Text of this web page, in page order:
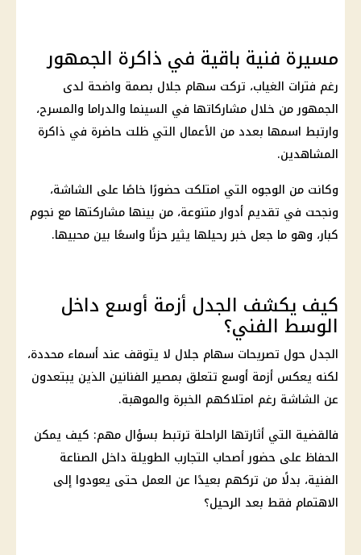
مسيرة فنية باقية في ذاكرة الجمهور
رغم فترات الغياب، تركت سهام جلال بصمة واضحة لدى
الجمهور من خلال مشاركاتها في السينما والدراما والمسرح،
وارتبط اسمها بعدد من الأعمال التي ظلت حاضرة في ذاكرة
المشاهدين.
وكانت من الوجوه التي امتلكت حضورًا خاصًا على الشاشة،
ونجحت في تقديم أدوار متنوعة، من بينها مشاركتها مع نجوم
كبار، وهو ما جعل خبر رحيلها يثير حزنًا واسعًا بين محبيها.
كيف يكشف الجدل أزمة أوسع داخل
الوسط الفني؟
الجدل حول تصريحات سهام جلال لا يتوقف عند أسماء محددة،
لكنه يعكس أزمة أوسع تتعلق بمصير الفنانين الذين يبتعدون
عن الشاشة رغم امتلاكهم الخبرة والموهبة.
فالقضية التي أثارتها الراحلة ترتبط بسؤال مهم: كيف يمكن
الحفاظ على حضور أصحاب التجارب الطويلة داخل الصناعة
الفنية، بدلًا من تركهم بعيدًا عن العمل حتى يعودوا إلى
الاهتمام فقط بعد الرحيل؟